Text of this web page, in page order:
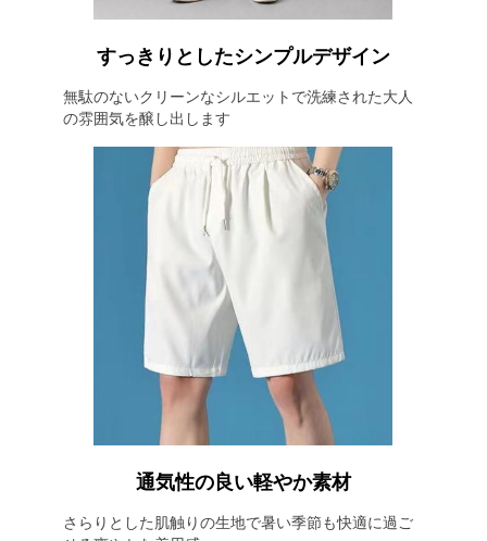
すっきりとしたシンプルデザイン
無駄のないクリーンなシルエットで洗練された大人
の雰囲気を醸し出します
通気性の良い軽やか素材
さらりとした肌触りの生地で暑い季節も快適に過ご